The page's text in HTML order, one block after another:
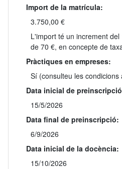
Import de la matrícula:
3.750,00 €
L'import té un increment
de 70 €, en concepte de
Pràctiques en empreses:
Sí (consulteu les
Data inicial de
15/5/2026
Data final de preinscripció:
6/9/2026
Data inicial de la docència:
15/10/2026